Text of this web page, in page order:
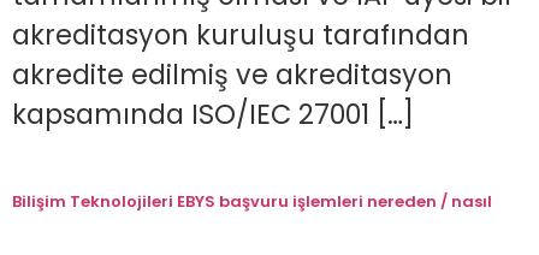
akreditasyon kuruluşu tarafından
akredite edilmiş ve akreditasyon
kapsamında ISO/IEC 27001 […]
Bilişim Teknolojileri EBYS başvuru işlemleri nereden / nasıl